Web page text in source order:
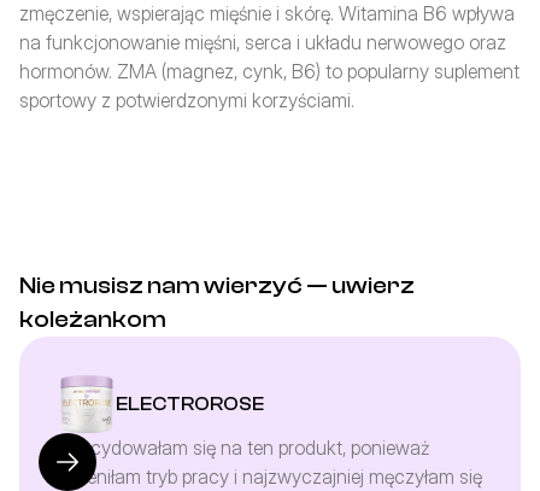
zmęczenie, wspierając mięśnie i skórę. Witamina B6 wpływa
na funkcjonowanie mięśni, serca i układu nerwowego oraz
hormonów. ZMA (magnez, cynk, B6) to popularny suplement
sportowy z potwierdzonymi korzyściami.
Nie musisz nam wierzyć — uwierz
koleżankom
ELECTROROSE
Zdecydowałam się na ten produkt, ponieważ
zmieniłam tryb pracy i najzwyczajniej męczyłam się